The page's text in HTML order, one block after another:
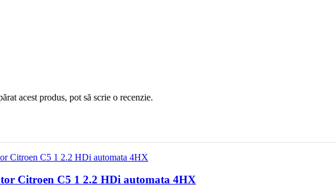
acest produs, pot să scrie o recenzie.
Citroen C5 1 2.2 HDi automata 4HX